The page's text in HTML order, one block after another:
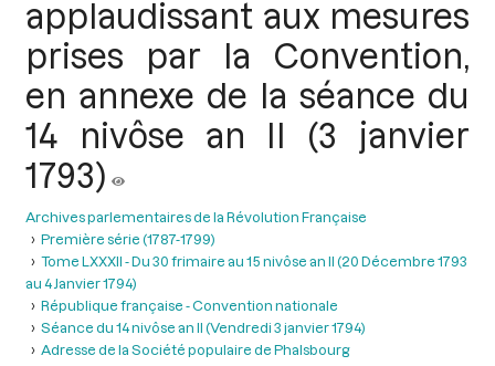
applaudissant aux mesures
prises par la Convention,
en annexe de la séance du
14 nivôse an II (3 janvier
1793)
Archives parlementaires de la Révolution Française
Première série (1787-1799)
Tome LXXXII - Du 30 frimaire au 15 nivôse an II (20 Décembre 1793
au 4 Janvier 1794)
République française - Convention nationale
Séance du 14 nivôse an II (Vendredi 3 janvier 1794)
Adresse de la Société populaire de Phalsbourg